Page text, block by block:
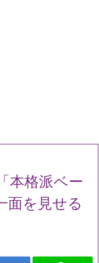
本格派ベー
面を見せる